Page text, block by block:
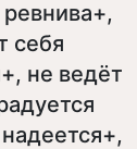
себя
не ведёт